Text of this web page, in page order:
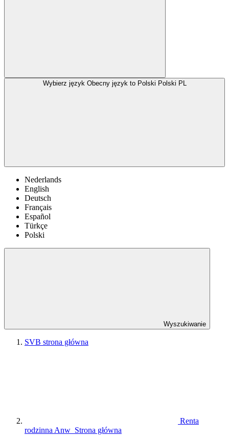
Wybierz język Obecny język to Polski Polski PL
Nederlands
English
Deutsch
Français
Español
Türkçe
Polski
Wyszukiwanie
SVB strona główna
Renta
rodzinna Anw Strona główna